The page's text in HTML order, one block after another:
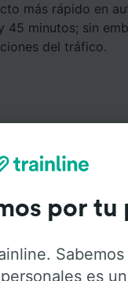
más rápido en
45 minutos; sin
del tráfico.
a
de Gaulle a
información sobre
por tu
es